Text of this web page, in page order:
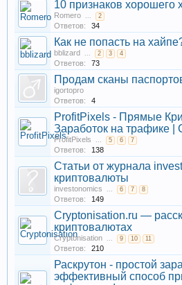
10 признаков хорошего
Romero ... 2
Ответов: 34
Как не попасть на
bblizard ... 2 3 4
Ответов: 73
Продам сканы
igortopro
Ответов:
4
ProfitPixels - Прямые
Заработок на трафике |
ProfitPixels ... 5 6 7
Ответов: 138
Статьи от журнала
криптовалюты
investonomics ... 6 7 8
Ответов: 149
Cryptonisation.ru —
криптовалютах
Cryptonisation ... 9 10 11
Ответов: 210
Раскрутон - простой
эффективный способ